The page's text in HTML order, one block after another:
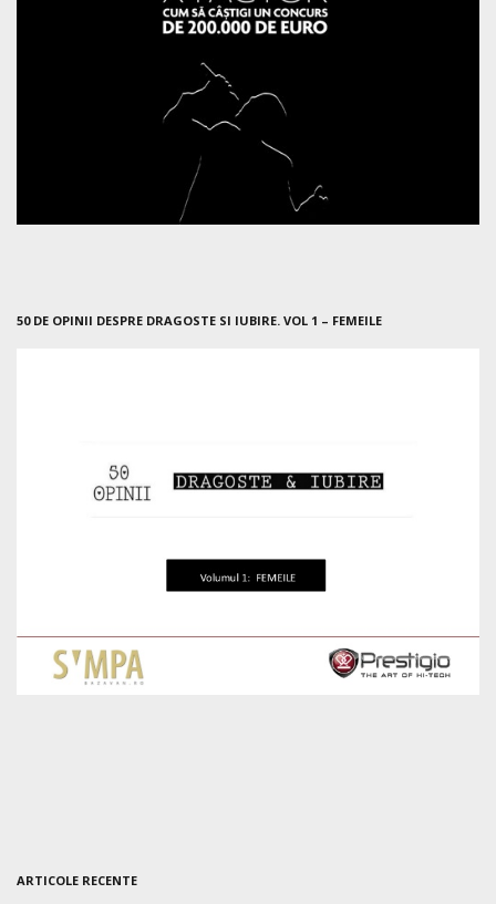
50 DE OPINII DESPRE DRAGOSTE SI IUBIRE. VOL 1 – FEMEILE
ARTICOLE RECENTE